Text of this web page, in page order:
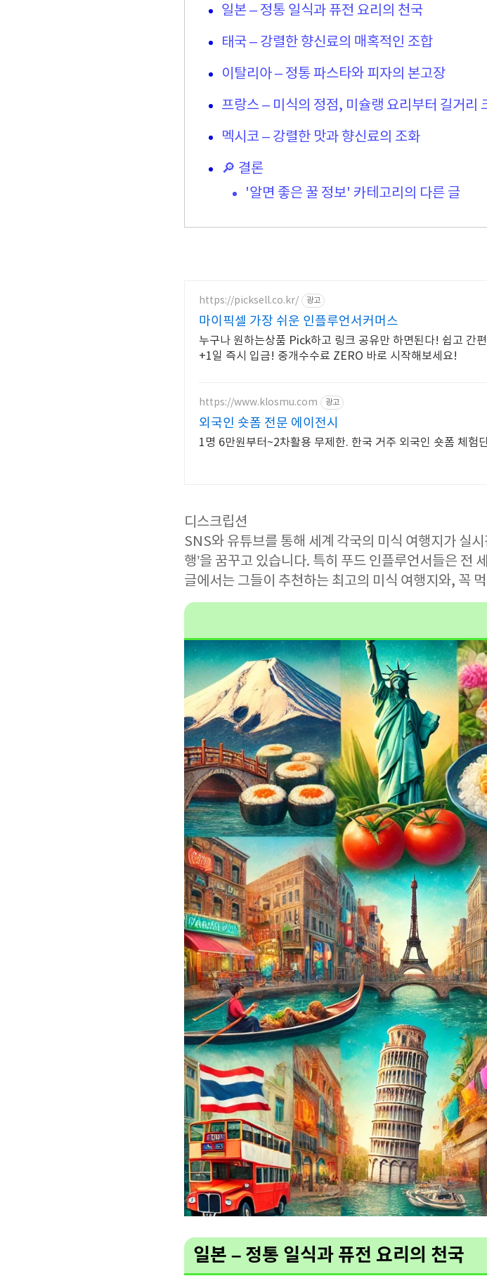
일본 – 정통 일식과 퓨전 요리의 천국
태국 – 강렬한 향신료의 매혹적인 조합
이탈리아 – 정통 파스타와 피자의 본고장
프랑스 – 미식의 정점, 미슐랭 요리부터 길거리
멕시코 – 강렬한 맛과 향신료의 조화
🔎 결론
'알면 좋은 꿀 정보' 카테고리의 다른 글
https://picksell.co.kr/ 광고
마이픽셀 가장 쉬운 인플루언서커머스
누구나 원하는상품 Pick하고 링크 공유만 하면된다! 쉽고 간
+1일 즉시 입금! 중개수수료 ZERO 바로 시작해보세요!
https://www.klosmu.com 광고
외국인 숏폼 전문 에이전시
1명 6만원부터~2차활용 무제한. 한국 거주 외국인 숏폼 체험
디스크립션
SNS와 유튜브를 통해 세계 각국의 미식 여행지가 실
행’을 꿈꾸고 있습니다. 특히 푸드 인플루언서들은 전
글에서는 그들이 추천하는 최고의 미식 여행지와, 꼭
일본 – 정통 일식과 퓨전 요리의 천국